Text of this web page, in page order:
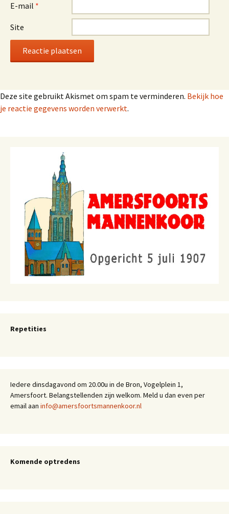
E-mail *
Site
Deze site gebruikt Akismet om spam te verminderen. Bekijk hoe
je reactie gegevens worden verwerkt.
Repetities
Iedere dinsdagavond om 20.00u in de Bron, Vogelplein 1,
Amersfoort. Belangstellenden zijn welkom. Meld u dan even per
email aan info@amersfoortsmannenkoor.nl
Komende optredens